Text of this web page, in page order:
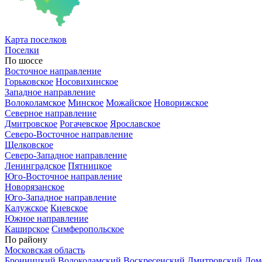
Карта поселков
Поселки
По шоссе
Восточное направление
Горьковское Носовихинское
Западное направление
Волоколамское Минское Можайское Новорижское
Северное направление
Дмитровское Рогачевское Ярославское
Северо-Восточное направление
Щелковское
Северо-Западное направление
Ленинградское Пятницкое
Юго-Восточное направление
Новорязанское
Юго-Западное направление
Калужское Киевское
Южное направление
Каширское Симферопольское
По району
Московская область